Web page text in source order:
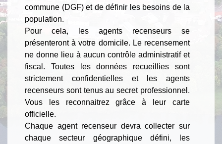
commune (DGF) et de définir les besoins de la
population.
Pour cela, les agents recenseurs se
présenteront à votre domicile. Le recensement
ne donne lieu à aucun contrôle administratif et
fiscal. Toutes les données recueillies sont
strictement confidentielles et les agents
recenseurs sont tenus au secret professionnel.
Vous les reconnaitrez grâce à leur carte
officielle.
Chaque agent recenseur devra collecter sur
chaque secteur géographique défini, les